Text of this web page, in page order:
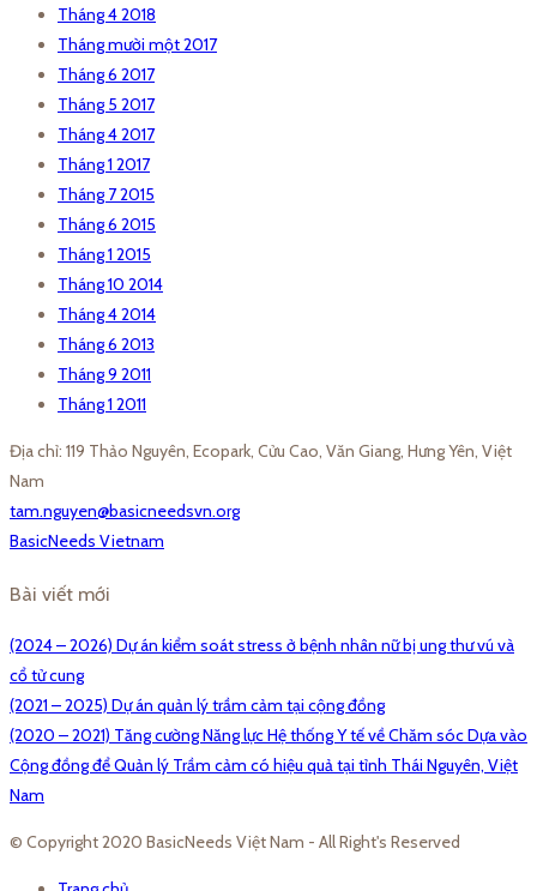
Tháng 4 2018
Tháng mười một 2017
Tháng 6 2017
Tháng 5 2017
Tháng 4 2017
Tháng 1 2017
Tháng 7 2015
Tháng 6 2015
Tháng 1 2015
Tháng 10 2014
Tháng 4 2014
Tháng 6 2013
Tháng 9 2011
Tháng 1 2011
Địa chỉ: 119 Thảo Nguyên, Ecopark, Cửu Cao, Văn Giang, Hưng Yên, Việt
Nam
tam.nguyen@basicneedsvn.org
BasicNeeds Vietnam
Bài viết mới
(2024 – 2026) Dự án kiểm soát stress ở bệnh nhân nữ bị ung thư vú và
cổ tử cung
(2021 – 2025) Dự án quản lý trầm cảm tại cộng đồng
(2020 – 2021) Tăng cường Năng lực Hệ thống Y tế về Chăm sóc Dựa vào
Cộng đồng để Quản lý Trầm cảm có hiệu quả tại tỉnh Thái Nguyên, Việt
Nam
© Copyright 2020 BasicNeeds Việt Nam - All Right's Reserved